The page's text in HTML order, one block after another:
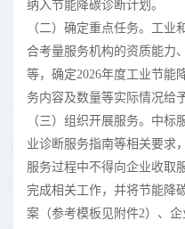
纳入节能降碳诊断计划。
（二）确定重点任务。工
合考量服务机构的资质能力
等，确定2026年度工业节能
务内容及数量等实际情况给
（三）组织开展服务。中
业诊断服务指南等相关要求
服务过程中不得向企业收取
完成相关工作，并将节能降
案（参考模板见附件2）、